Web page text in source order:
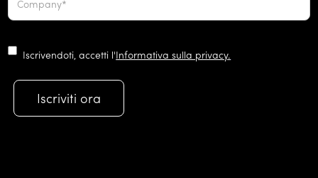
Iscrivendoti, accetti l'Informativa sulla privacy.